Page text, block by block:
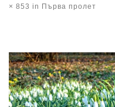
× 853 in Първа пролет